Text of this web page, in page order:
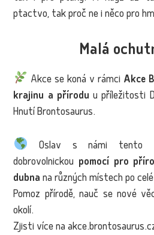
ptactvo, tak proč ne i něco pro
Malá
Akce se koná v rámci Akce
krajinu a přírodu u příležitosti
Hnutí Brontosaurus.
Oslav s námi tento
dobrovolnickou pomocí pro
dubnana různých místech po
Pomoz přírodě, nauč se nové
okolí.
Zjisti více na